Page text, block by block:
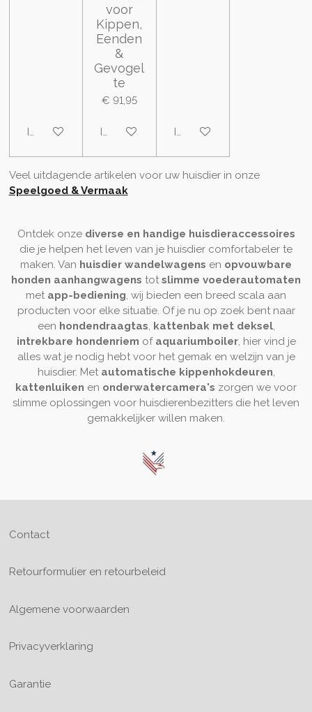
In winkelwagen
voor
Kippen,
Eenden
&
Gevogel
te
€ 91,95
In winkelwagenIn winkelwagen
Veel uitdagende artikelen voor uw huisdier in onze
Speelgoed & Vermaak
Ontdek onze diverse en handige huisdieraccessoires
die je helpen het leven van je huisdier comfortabeler te
maken. Van huisdier wandelwagens en opvouwbare
honden aanhangwagens tot slimme voederautomaten
met app-bediening, wij bieden een breed scala aan
producten voor elke situatie. Of je nu op zoek bent naar
een hondendraagtas, kattenbak met deksel,
intrekbare hondenriem of aquariumboiler, hier vind je
alles wat je nodig hebt voor het gemak en welzijn van je
huisdier. Met automatische kippenhokdeuren,
kattenluiken en onderwatercamera's zorgen we voor
slimme oplossingen voor huisdierenbezitters die het leven
gemakkelijker willen maken.
Contact
Retourformulier en retourbeleid
Algemene voorwaarden
Privacyverklaring
Garantie